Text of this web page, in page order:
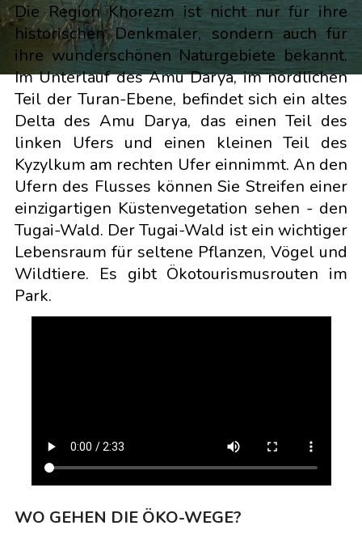
Die Region Khorezm ist nicht nur für ihre
historischen Denkmäler, sondern auch für
ihre wunderschönen Naturgebiete bekannt.
Im Unterlauf des Amu Darya, im nördlichen
Teil der Turan-Ebene, befindet sich ein altes
Delta des Amu Darya, das einen Teil des
linken Ufers und einen kleinen Teil des
Kyzylkum am rechten Ufer einnimmt. An den
Ufern des Flusses können Sie Streifen einer
einzigartigen Küstenvegetation sehen - den
Tugai-Wald. Der Tugai-Wald ist ein wichtiger
Lebensraum für seltene Pflanzen, Vögel und
Wildtiere. Es gibt Ökotourismusrouten im
Park.
WO GEHEN DIE ÖKO-WEGE?